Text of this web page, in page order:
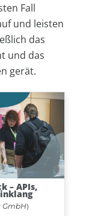
Fall
und leisten
das
und das
gerät.